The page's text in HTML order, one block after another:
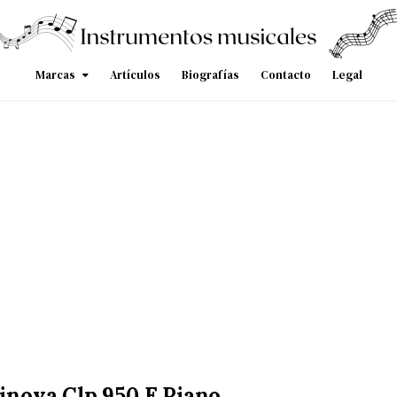
Marcas Artículos Biografías Contacto Legal